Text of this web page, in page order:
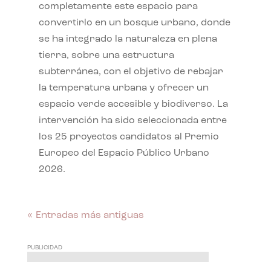
completamente este espacio para
convertirlo en un bosque urbano, donde
se ha integrado la naturaleza en plena
tierra, sobre una estructura
subterránea, con el objetivo de rebajar
la temperatura urbana y ofrecer un
espacio verde accesible y biodiverso. La
intervención ha sido seleccionada entre
los 25 proyectos candidatos al Premio
Europeo del Espacio Público Urbano
2026.
« Entradas más antiguas
PUBLICIDAD